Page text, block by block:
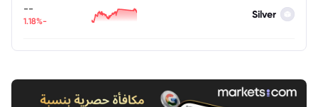
Silver
--
-1.18%